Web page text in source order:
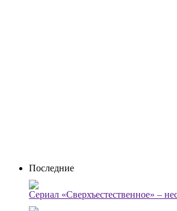
Последние
Сериал «Сверхъестественное» –